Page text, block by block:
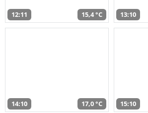
12:11 15,4 °C 13:10
14:10 17,0 °C 15:10